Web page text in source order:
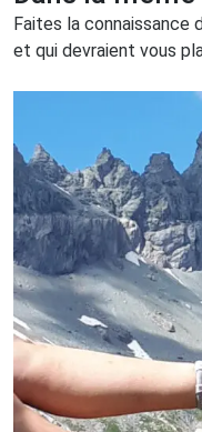
Faites la connaissance
et qui devraient vous